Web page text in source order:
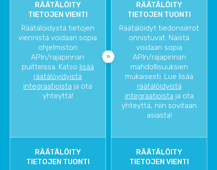
RÄÄTÄLÖITY
TIETOJEN VIENTI
Räätälöidystä tietojen
viennistä voidaan sopia
ohjelmiston
APIn/rajapinnan
puitteissa. Katso lisää
räätälöyidyistä
integraatioista ja ota
yhteyttä!
RÄÄTÄLÖITY
TIETOJEN TUONTI
Räätälöidyt tiedonsiirrot
onnistuvat. Näistä
voidaan sopia
APIn/rajapinnan
mahdollisuuksien
mukaisesti. Lue lisää
räätälöidyistä
integraatioista ja ota
yhteyttä, niin sovitaan
asiasta!
RÄÄTÄLÖITY
TIETOJEN TUONTI
RÄÄTÄLÖITY
TIETOJEN VIENTI